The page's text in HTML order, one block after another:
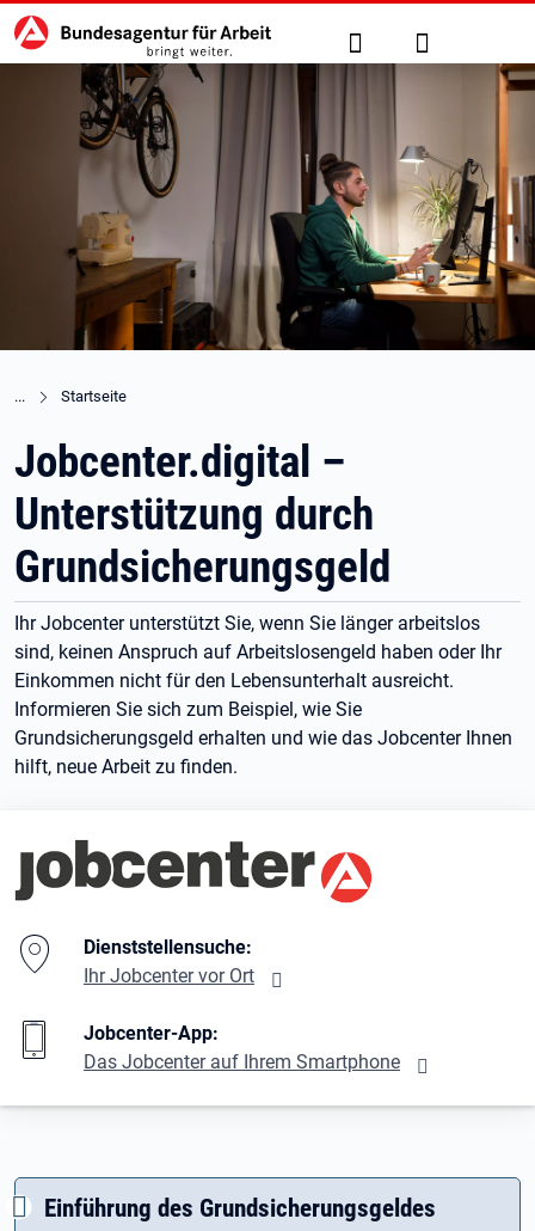
zu den Hauptinhalten springen
Hauptnavigation Suche Anmelden
Startseite
Jobcenter.digital –
Unterstützung durch
Grundsicherungsgeld
Ihr Jobcenter unterstützt Sie, wenn Sie länger arbeitslos
sind, keinen Anspruch auf Arbeitslosengeld haben oder Ihr
Einkommen nicht für den Lebensunterhalt ausreicht.
Informieren Sie sich zum Beispiel, wie Sie
Grundsicherungsgeld erhalten und wie das Jobcenter Ihnen
hilft, neue Arbeit zu finden.
Branding-Bereich Beschreibung
Dienststellensuche:
Ihr Jobcenter vor Ort
Jobcenter-App:
Das Jobcenter auf Ihrem Smartphone
Einführung des Grundsicherungsgeldes